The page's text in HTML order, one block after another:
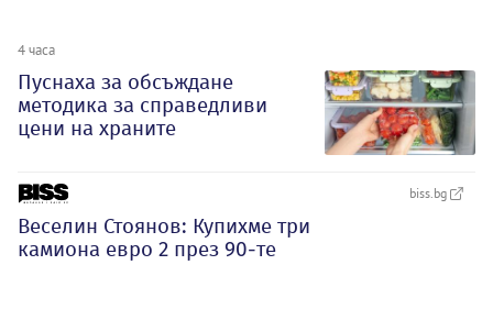
4 часа
Пуснаха за обсъждане
методика за справедливи
цени на храните
biss.bg
Веселин Стоянов: Купихме три
камиона евро 2 през 90-те